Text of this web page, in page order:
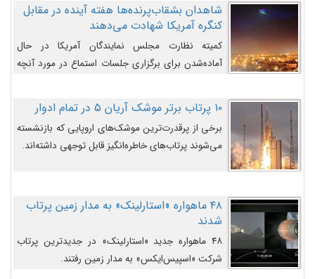
شاهدان بشقاب‌پرنده‌ها هفته آینده در مقابل
کنگره آمریکا شهادت می‌دهند
کمیته نظارت مجلس نمایندگان آمریکا در حال
آماده‌شدن برای برگزاری جلسات استماع در مورد آنچه
می‌دانند، است و قرار است افشاگران یوفوها هفته آینده
در مقابل آنها شهادت دهند.۱۰ پرتاب برتر موشک آریان ۵ در تمام ادوار
برخی از پرقدرت‌ترین موشک‌های اروپایی که بازنشسته
می‌شوند پرتاب‌های خاطره‌انگیز قابل توجهی داشته‌اند.
۴۸ ماهواره «استارلینک» به مدار زمین پرتاب
شدند
۴۸ ماهواره جدید «استارلینک» در جدیدترین پرتاب
شرکت «اسپیس‌ایکس» به مدار زمین رفتند.